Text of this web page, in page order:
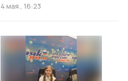
4 мая , 16:23